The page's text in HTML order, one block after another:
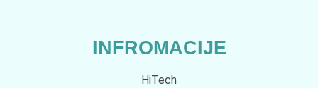
INFROMACIJE
HiTech